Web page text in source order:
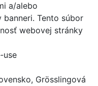
a/alebo
Tento súbor
webovej stránky
use
Grösslingová